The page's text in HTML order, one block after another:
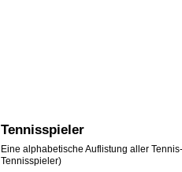
Tennisspieler
Eine alphabetische Auflistung aller
Tennisspieler)